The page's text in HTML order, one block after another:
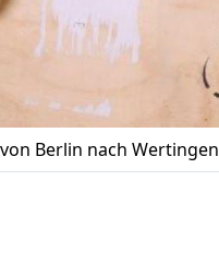
Berlin nach Wertingen